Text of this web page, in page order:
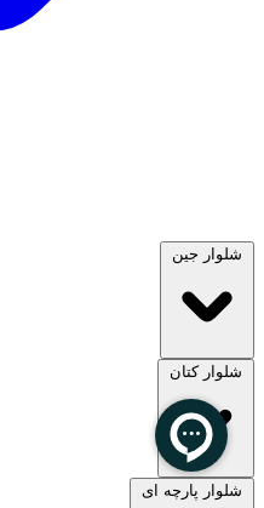
شلوار جین
مشاهده همه
شلوار کتان
شلوار پارچه ای